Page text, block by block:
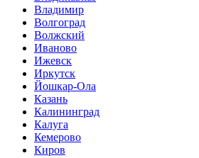
Владимир
Волгоград
Волжский
Иваново
Ижевск
Иркутск
Йошкар-Ола
Казань
Калининград
Калуга
Кемерово
Киров